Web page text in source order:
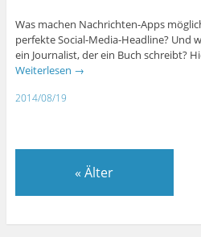
Was machen Nachrichten-Apps
perfekte Social-Media-Headline? Und
ein Journalist, der ein Buch schreibt?
Weiterlesen →
2014/08/19
« Älter